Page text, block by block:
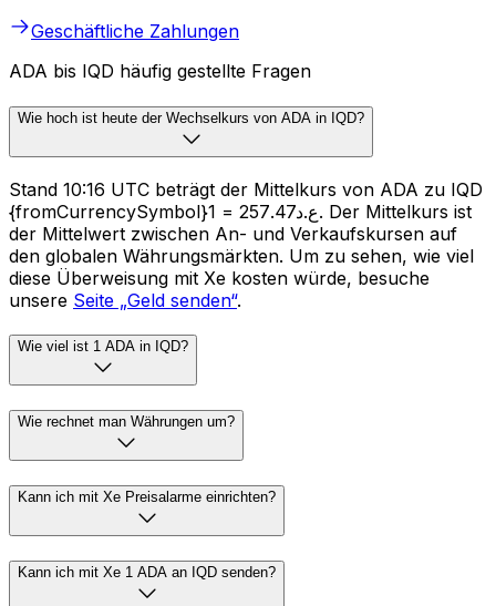
Geschäftliche Zahlungen
ADA bis IQD häufig gestellte Fragen
Wie hoch ist heute der Wechselkurs von ADA in IQD?
Stand 10:16 UTC beträgt der Mittelkurs von ADA zu IQD
{fromCurrencySymbol}1 = ع.د257.47. Der Mittelkurs ist
der Mittelwert zwischen An- und Verkaufskursen auf
den globalen Währungsmärkten. Um zu sehen, wie viel
diese Überweisung mit Xe kosten würde, besuche
unsere Seite „Geld senden“.
Wie viel ist 1 ADA in IQD?
Wie rechnet man Währungen um?
Kann ich mit Xe Preisalarme einrichten?
Kann ich mit Xe 1 ADA an IQD senden?